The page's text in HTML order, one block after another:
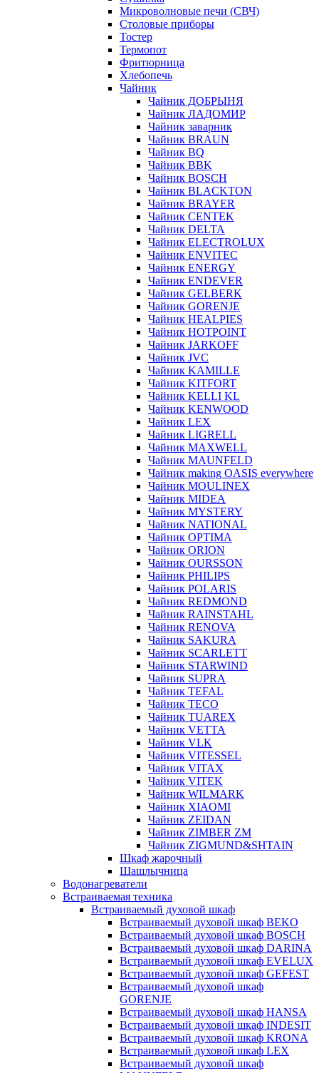
Микроволновые печи (СВЧ)
Столовые приборы
Тостер
Термопот
Фритюрница
Хлебопечь
Чайник
Чайник ДОБРЫНЯ
Чайник ЛАДОМИР
Чайник заварник
Чайник BRAUN
Чайник BQ
Чайник BBK
Чайник BOSCH
Чайник BLACKTON
Чайник BRAYER
Чайник CENTEK
Чайник DELTA
Чайник ELECTROLUX
Чайник ENVITEC
Чайник ENERGY
Чайник ENDEVER
Чайник GELBERK
Чайник GORENJE
Чайник HEALPIES
Чайник HOTPOINT
Чайник JARKOFF
Чайник JVC
Чайник KAMILLE
Чайник KITFORT
Чайник KELLI KL
Чайник KENWOOD
Чайник LEX
Чайник LIGRELL
Чайник MAXWELL
Чайник MAUNFELD
Чайник making OASIS everywhere
Чайник MOULINEX
Чайник MIDEA
Чайник MYSTERY
Чайник NATIONAL
Чайник OPTIMA
Чайник ORION
Чайник OURSSON
Чайник PHILIPS
Чайник POLARIS
Чайник REDMOND
Чайник RAINSTAHL
Чайник RENOVA
Чайник SAKURA
Чайник SCARLETT
Чайник STARWIND
Чайник SUPRA
Чайник TEFAL
Чайник TECO
Чайник TUAREX
Чайник VETTA
Чайник VLK
Чайник VITESSEL
Чайник VITAX
Чайник VITEK
Чайник WILMARK
Чайник XIAOMI
Чайник ZEIDAN
Чайник ZIMBER ZM
Чайник ZIGMUND&SHTAIN
Шкаф жарочный
Шашлычница
Водонагреватели
Встраиваемая техника
Встраиваемый духовой шкаф
Встраиваемый духовой шкаф BEKO
Встраиваемый духовой шкаф BOSCH
Встраиваемый духовой шкаф DARINA
Встраиваемый духовой шкаф EVELUX
Встраиваемый духовой шкаф GEFEST
Встраиваемый духовой шкаф
GORENJE
Встраиваемый духовой шкаф HANSA
Встраиваемый духовой шкаф INDESIT
Встраиваемый духовой шкаф KRONA
Встраиваемый духовой шкаф LEX
Встраиваемый духовой шкаф